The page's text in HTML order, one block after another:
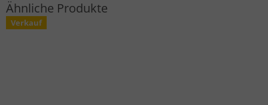
Verkauf